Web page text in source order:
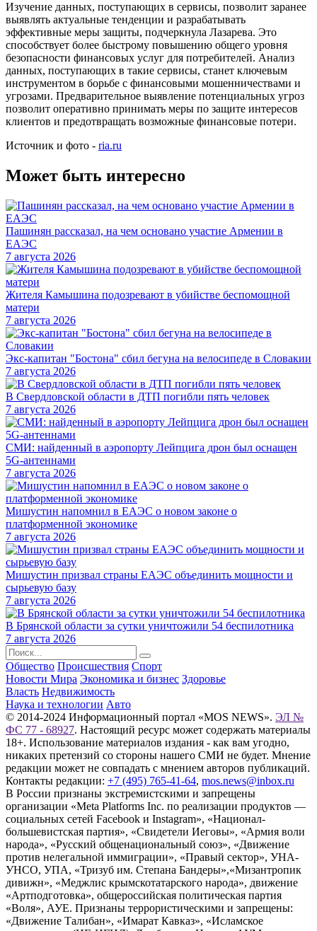
Изучение данных, поступающих в сервисы, позволит заранее
выявлять актуальные тенденции и разрабатывать
эффективные меры защиты, подчеркнула Лазарева. Это
способствует более быстрому повышению общего уровня
безопасности финансовых услуг для потребителей. Анализ
данных, поступающих в такие сервисы, станет ключевым
инструментом в борьбе с финансовыми мошенничествами и
угрозами. Предварительное выявление потенциальных угроз
позволит оперативно принимать меры по защите интересов
клиентов и предотвращать возможные финансовые потери.
Источник и фото - ria.ru
Может быть интересно
Пашинян рассказал, на чем основано участие Армении в
ЕАЭС
7 августа 2026
Жителя Камышина подозревают в убийстве беспомощной
матери
7 августа 2026
Экс-капитан "Бостона" сбил бегуна на велосипеде в Словакии
7 августа 2026
В Свердловской области в ДТП погибли пять человек
7 августа 2026
СМИ: найденный в аэропорту Лейпцига дрон был оснащен
5G-антеннами
7 августа 2026
Мишустин напомнил в ЕАЭС о новом законе о
платформенной экономике
7 августа 2026
Мишустин призвал страны ЕАЭС объединить мощности и
сырьевую базу
7 августа 2026
В Брянской области за сутки уничтожили 54 беспилотника
7 августа 2026
Общество Происшествия Спорт
Новости Мира Экономика и бизнес Здоровье
Власть Недвижимость
Наука и технологии Авто
© 2014-2024 Информационный портал «MOS NEWS». ЭЛ №
ФС 77 - 68927. Настоящий ресурс может содержать материалы
18+. Использование материалов издания - как вам угодно,
никаких претензий со стороны нашего СМИ не будет. Мнение
редакции может не совпадать с мнением авторов публикаций.
Контакты редакции: +7 (495) 765-41-64, mos.news@inbox.ru
В России признаны экстремистскими и запрещены
организации «Meta Platforms Inc. по реализации продуктов —
социальных сетей Facebook и Instagram», «Национал-
большевистская партия», «Свидетели Иеговы», «Армия воли
народа», «Русский общенациональный союз», «Движение
против нелегальной иммиграции», «Правый сектор», УНА-
УНСО, УПА, «Тризуб им. Степана Бандеры»,«Мизантропик
дивижн», «Меджлис крымскотатарского народа», движение
«Артподготовка», общероссийская политическая партия
«Воля», АУЕ. Признаны террористическими и запрещены:
«Движение Талибан», «Имарат Кавказ», «Исламское